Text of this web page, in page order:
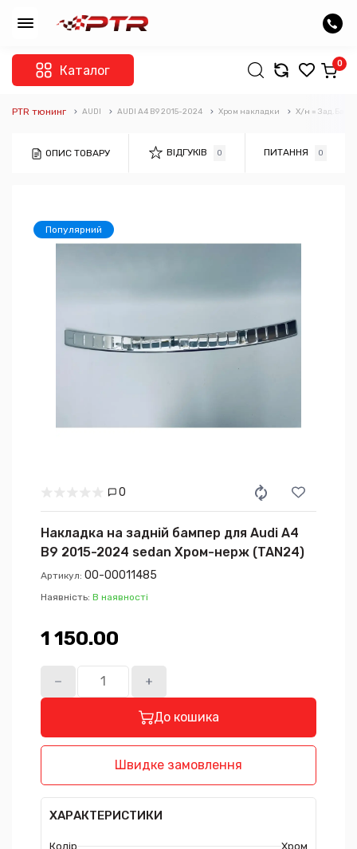
Каталог 0
PTR тюнинг AUDI AUDI A4 B9 2015-2024 Хром накладки Х/н =
ОПИС ТОВАРУ ВІДГУКІВ 0 ПИТАННЯ 0
Популярний
0
Накладка на задній бампер для Audi A4
B9 2015-2024 sedan Хром-нерж (TAN24)
Артикул: 00-00011485
Наявність: В наявності
1 150.00₴
До кошика
Швидке замовлення
ХАРАКТЕРИСТИКИ
Колір Хром